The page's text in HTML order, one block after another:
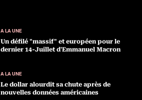
A LA UNE
Un défilé "massif" et européen pour le
dernier 14-Juillet d'Emmanuel Macron
A LA UNE
Le dollar alourdit sa chute après de
nouvelles données américaines